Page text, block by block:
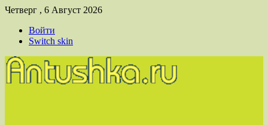
Четверг , 6 Август 2026
Войти
Switch skin